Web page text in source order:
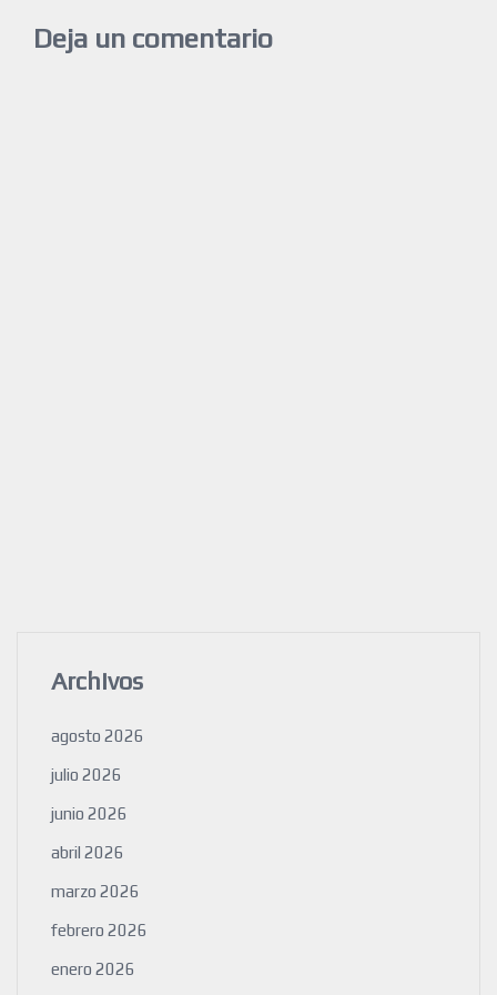
Deja un comentario
Archivos
agosto 2026
julio 2026
junio 2026
abril 2026
marzo 2026
febrero 2026
enero 2026